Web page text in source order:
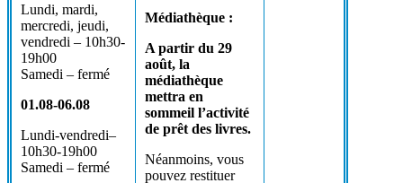
Lundi, mardi,
mercredi, jeudi,
vendredi – 10h30-
19h00
Samedi – fermé
01.08-06.08
Lundi-vendredi–
10h30-19h00
Samedi – fermé
Médiathèque :
A partir du 29
août, la
médiathèque
mettra en
sommeil l’activité
de prêt des livres.
Néanmoins, vous
pouvez restituer